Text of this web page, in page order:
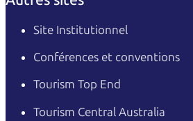
Site Institutionnel
Conférences et conventions
Tourism Top End
Tourism Central Australia